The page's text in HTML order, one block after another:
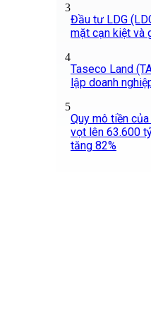
3
Đầu tư LDG
mặt cạn kiệt và
4
Taseco Land
lập doanh
5
Quy mô tiền
vọt lên 63.600
tăng 82%